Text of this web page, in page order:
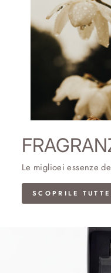
Le miglioei essenze
SCOPRILE TUTTE